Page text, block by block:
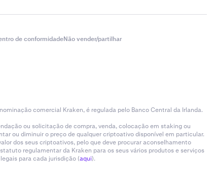
de conformidadeNão vender/partilhar
comercial Kraken, é regulada pelo Banco Central da Irlanda.
ou solicitação de compra, venda, colocação em staking ou
ou diminuir o preço de qualquer criptoativo disponível em particular.
dos seus criptoativos, pelo que deve procurar aconselhamento
regulamentar da Kraken para os seus vários produtos e serviços
para cada jurisdição (aqui).